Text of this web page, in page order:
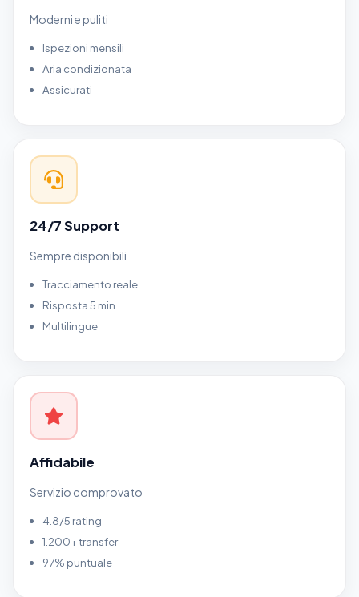
Moderni e puliti
Ispezioni mensili
Aria condizionata
Assicurati
24/7 Support
Sempre disponibili
Tracciamento reale
Risposta 5 min
Multilingue
Affidabile
Servizio comprovato
4.8/5 rating
1.200+ transfer
97% puntuale